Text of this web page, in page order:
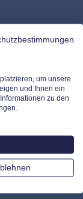
Presse
um unsere
und Ihnen ein
zu den